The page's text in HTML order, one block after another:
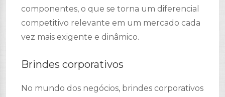
componentes, o que se torna um diferencial
competitivo relevante em um mercado cada
vez mais exigente e dinâmico.
Brindes corporativos
No mundo dos negócios, brindes corporativos